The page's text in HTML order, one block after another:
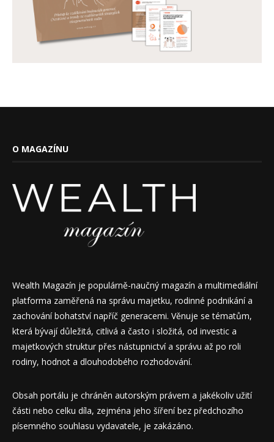
O MAGAZÍNU
Wealth Magazín je populárně-naučný magazín a multimediální
platforma zaměřená na správu majetku, rodinné podnikání a
zachování bohatství napříč generacemi. Věnuje se tématům,
která bývají důležitá, citlivá a často i složitá, od investic a
majetkových struktur přes nástupnictví a správu až po roli
rodiny, hodnot a dlouhodobého rozhodování.
Obsah portálu je chráněn autorským právem a jakékoliv užití
části nebo celku díla, zejména jeho šíření bez předchozího
písemného souhlasu vydavatele, je zakázáno.